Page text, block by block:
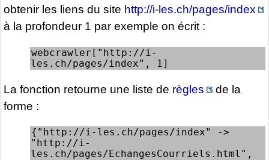
obtenir les liens du site http://i-les.ch/pages/index
à la profondeur 1 par exemple on écrit :
webcrawler["http://i-
les.ch/pages/index", 1]
La fonction retourne une liste de règles
de la
forme :
{"http://i-les.ch/pages/index" ->
"http://i-
les.ch/pages/EchangesCourriels.html",